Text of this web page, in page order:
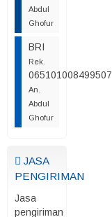
Abdul
Ghofur
BRI
Rek.
065101008499507
An.
Abdul
Ghofur
JASA
PENGIRIMAN
Jasa
pengiriman